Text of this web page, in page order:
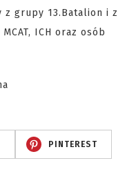
z grupy 13.Batalion i z
ICH oraz osób
PINTEREST